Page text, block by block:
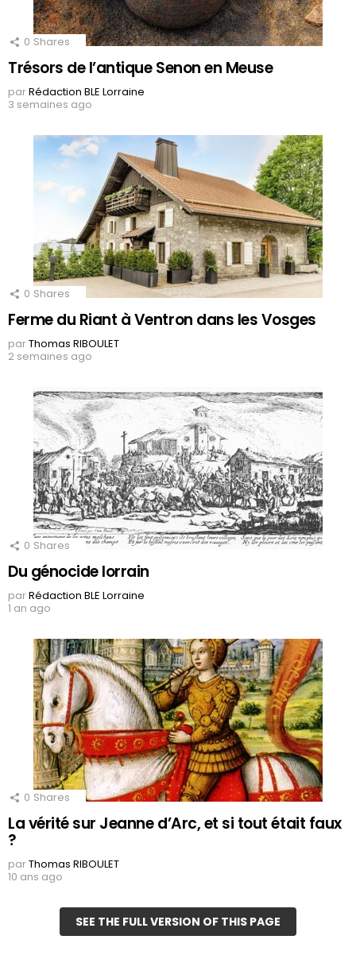
0 Shares
Trésors de l’antique Senon en Meuse
parRédaction BLE Lorraine
3 semaines ago
0 Shares
Ferme du Riant à Ventron dans les Vosges
parThomas RIBOULET
2 semaines ago
0 Shares
Du génocide lorrain
parRédaction BLE Lorraine
1 an ago
0 Shares
La vérité sur Jeanne d’Arc, et si tout était faux
?
parThomas RIBOULET
10 ans ago
SEE THE FULL VERSION OF THIS PAGE